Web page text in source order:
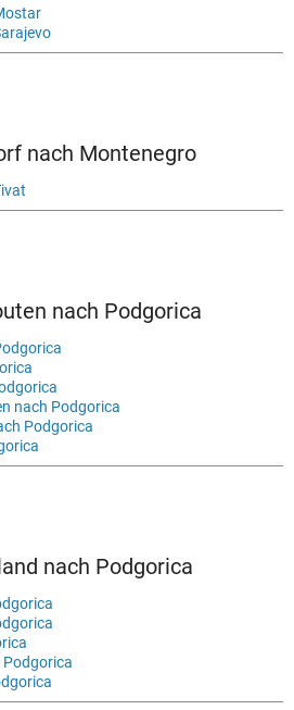
nach Montenegro
nach Podgorica
nach Podgorica
Podgorica
nach Podgorica
Podgorica